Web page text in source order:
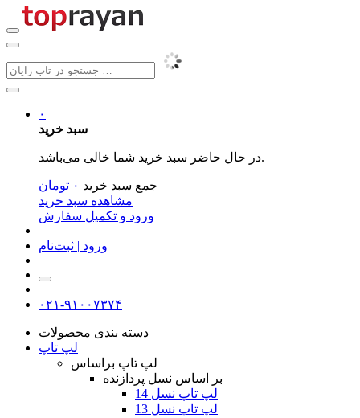
۰
سبد خرید
در حال حاضر سبد خرید شما خالی می‌باشد.
جمع سبد خرید ۰ تومان
مشاهده سبد خرید
ورود و تکمیل سفارش
ورود | ثبت‌نام
۰۲۱-۹۱۰۰۷۳۷۴
دسته بندی محصولات
لپ تاپ
لپ تاپ براساس
بر اساس نسل پردازنده
لپ تاپ نسل 14
لپ تاپ نسل 13